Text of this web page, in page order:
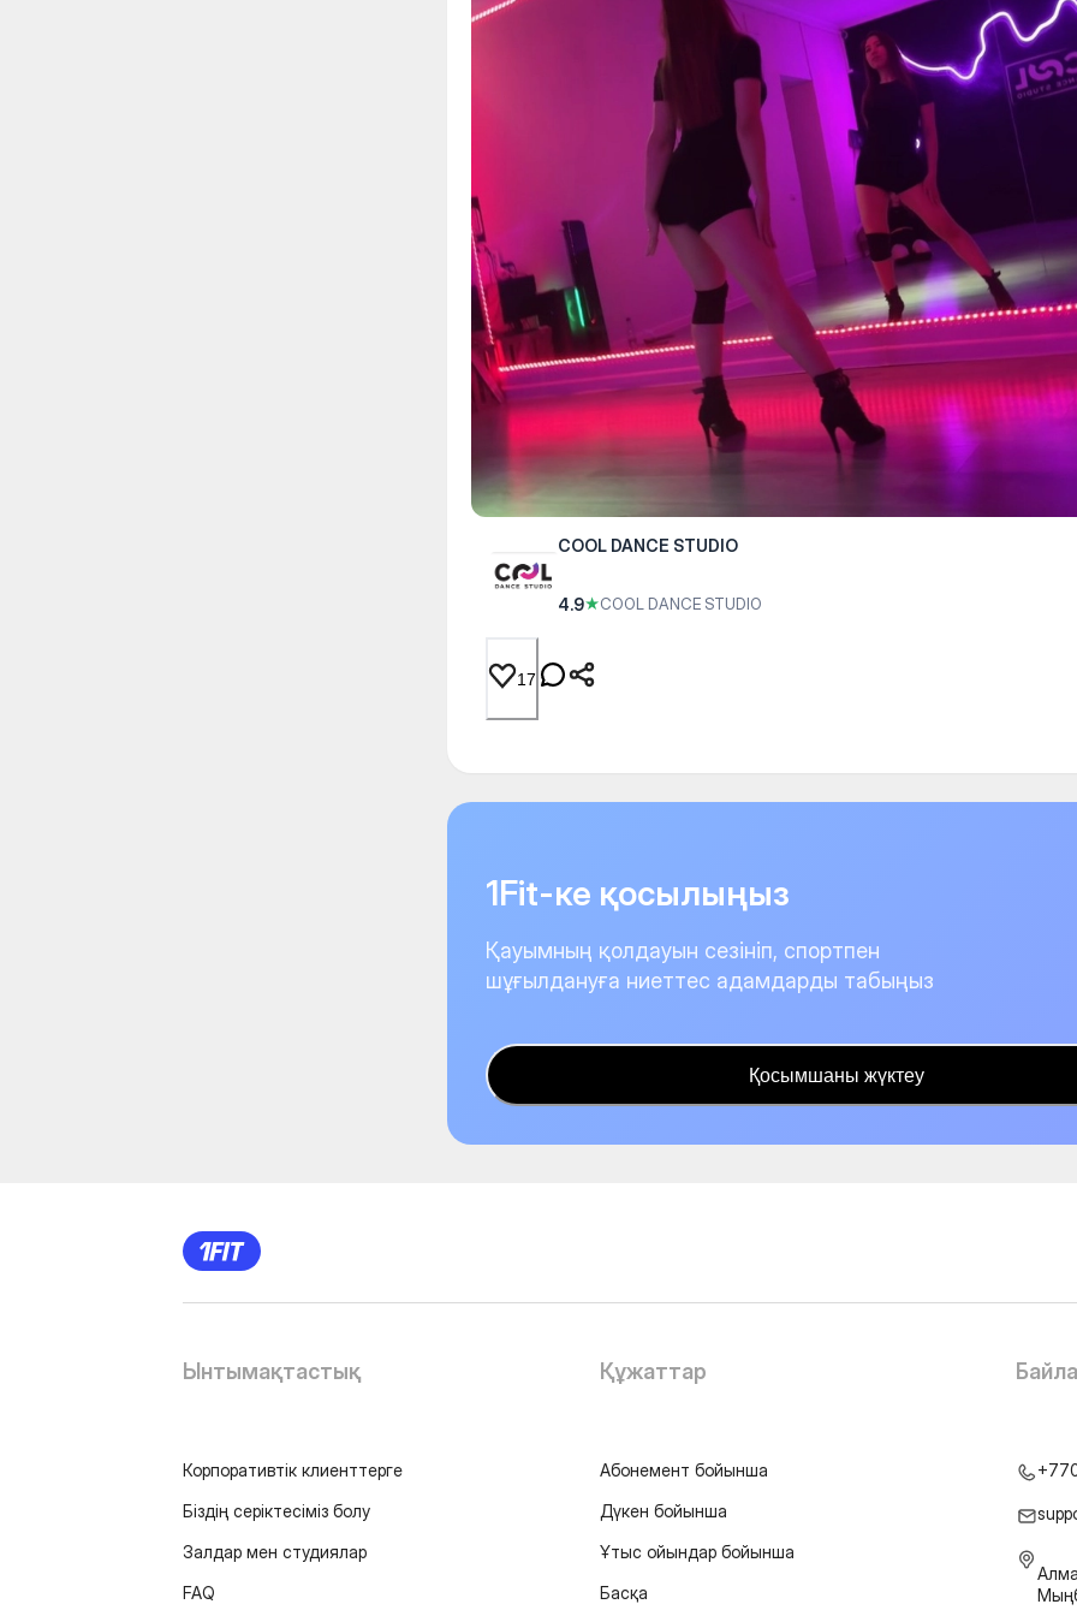
COOL DANCE STUDIO
4.9★COOL DANCE STUDIO
17
1Fit-ке қосылыңыз
Қауымның қолдауын сезініп, спортпен
шұғылдануға ниеттес адамдарды табыңыз
Қосымшаны жүктеу
Ынтымақтастық
Корпоративтік клиенттерге
Біздің серіктесіміз болу
Залдар мен студиялар
FAQ
Құжаттар
Абонемент бойынша
Дүкен бойынша
Ұтыс ойындар бойынша
Басқа